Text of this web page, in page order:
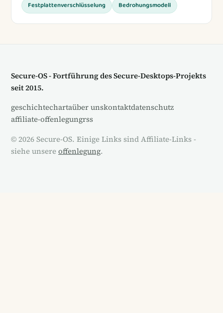
Festplattenverschlüsselung
Bedrohungsmodell
Secure-OS - Fortführung des Secure-Desktops-Projekts
seit 2015.
geschichtechartaüber unskontaktdatenschutz
affiliate-offenlegungrss
© 2026 Secure-OS. Einige Links sind Affiliate-Links -
siehe unsereoffenlegung.